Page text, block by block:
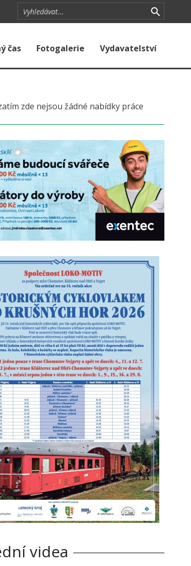
čas Fotogalerie Vydavatelství
zde nejsou žádné nabídky práce
videa